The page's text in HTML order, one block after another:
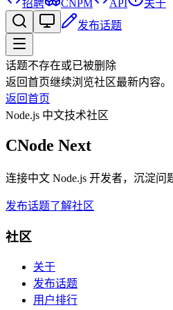
招聘 CNPM API
关于
发布话题
话题不存在或已被删除
返回首页继续浏览社区最新内容。
返回首页
Node.js 中文技术社区
CNode Next
连接中文 Node.js 开发者，沉淀问
发布话题了解社区
社区
关于
发布话题
用户排行